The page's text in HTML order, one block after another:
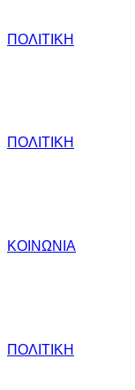
ΠΟΛΙΤΙΚΗ
ΠΟΛΙΤΙΚΗ
ΚΟΙΝΩΝΙΑ
ΠΟΛΙΤΙΚΗ